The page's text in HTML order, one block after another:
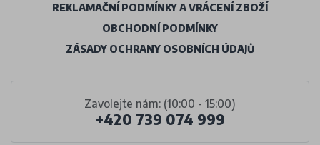
Zavolejte nám: (10:00 - 15:00)
+420 739 074 999
REKLAMAČNÍ PODMÍNKY A VRÁCENÍ ZBOŽÍ
OBCHODNÍ PODMÍNKY
ZÁSADY OCHRANY OSOBNÍCH ÚDAJŮ